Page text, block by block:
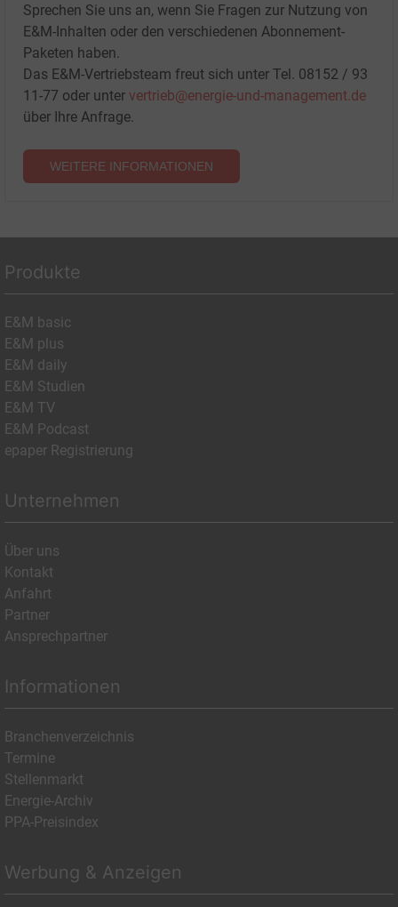
Sprechen Sie uns an, wenn Sie Fragen zur Nutzung von
E&M-Inhalten oder den verschiedenen Abonnement-
Paketen haben.
Das E&M-Vertriebsteam freut sich unter Tel. 08152 / 93
11-77 oder unter vertrieb@energie-und-management.de
über Ihre Anfrage.
WEITERE INFORMATIONEN
Produkte
E&M basic
E&M plus
E&M daily
E&M Studien
E&M TV
E&M Podcast
epaper Registrierung
Unternehmen
Über uns
Kontakt
Anfahrt
Partner
Ansprechpartner
Informationen
Branchenverzeichnis
Termine
Stellenmarkt
Energie-Archiv
PPA-Preisindex
Werbung & Anzeigen